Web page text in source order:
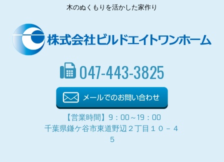
木のぬくもりを活かした家作り
047-443-3825
【営業時間】9：00～19：00
千葉県鎌ケ谷市東道野辺２丁目１０－４
５